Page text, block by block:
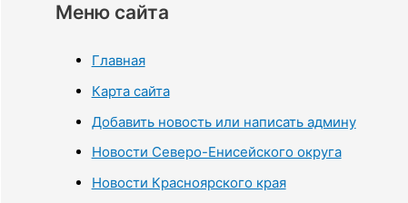
Меню сайта
Главная
Карта сайта
Добавить новость или написать админу
Новости Северо-Енисейского округа
Новости Красноярского края